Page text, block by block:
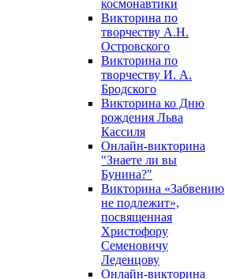
космонавтики
Викторина по
творчеству А.Н.
Островского
Викторина по
творчеству И. А.
Бродского
Викторина ко Дню
рождения Льва
Кассиля
Онлайн-викторина
"Знаете ли вы
Бунина?"
Викторина «Забвению
не подлежит»,
посвященная
Христофору
Семеновичу
Леденцову
Онлайн-викторина